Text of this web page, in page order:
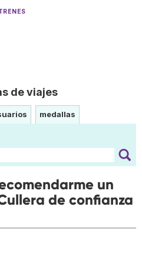
de viajes
medallas
un
de confianza